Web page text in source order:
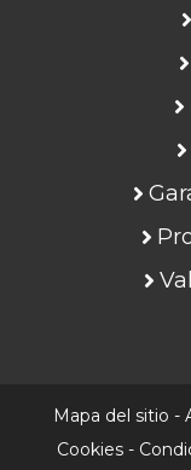
Mapa del sitio -
Cookies-